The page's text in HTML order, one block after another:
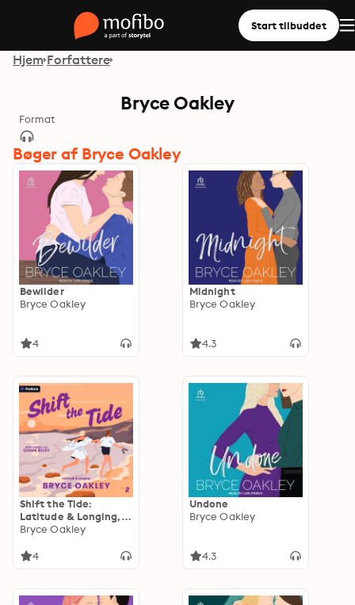
Start tilbuddet
Hjem Forfattere
Bryce Oakley
Format
Bøger af Bryce Oakley
Bewilder
Bryce Oakley
4
Midnight
Bryce Oakley
4.3
Shift the Tide:
Latitude & Longing,
Book 2
Bryce Oakley
4
Undone
Bryce Oakley
4.3